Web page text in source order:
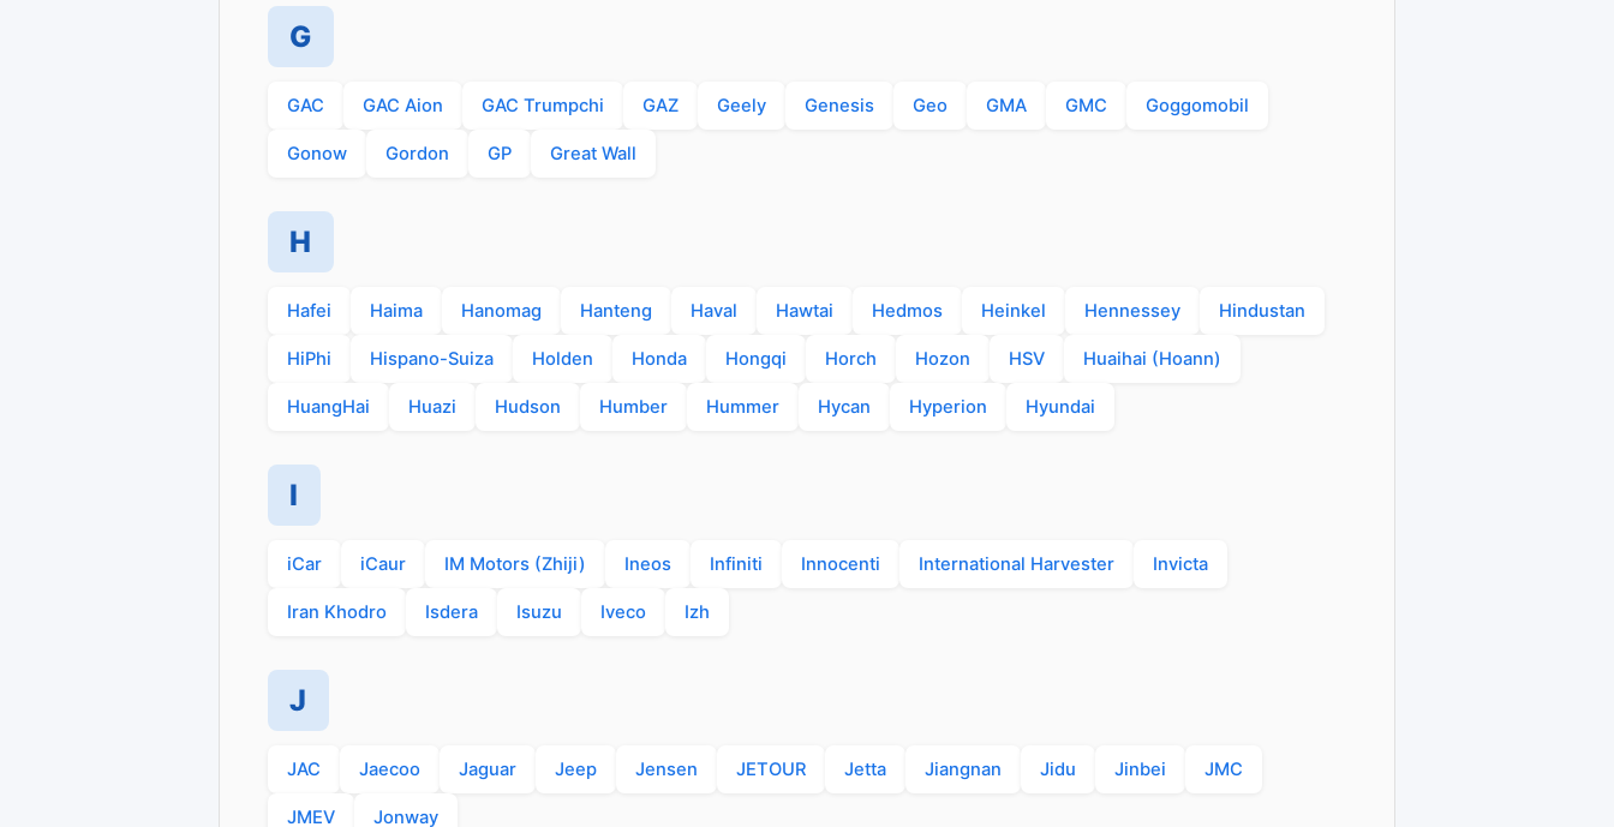
G
GAC GAC Aion GAC Trumpchi GAZ Geely Genesis Geo GMA GMC Goggomobil
Gonow Gordon GP Great Wall
H
Hafei Haima Hanomag Hanteng Haval Hawtai Hedmos Heinkel Hennessey Hindustan
HiPhi Hispano-Suiza Holden Honda Hongqi Horch Hozon HSV Huaihai (Hoann)
HuangHai Huazi Hudson Humber Hummer Hycan Hyperion Hyundai
I
iCar iCaur IM Motors (Zhiji) Ineos Infiniti Innocenti International Harvester Invicta
Iran Khodro Isdera Isuzu Iveco Izh
J
JAC Jaecoo Jaguar Jeep Jensen JETOUR Jetta Jiangnan Jidu Jinbei JMC
JMEV Jonway